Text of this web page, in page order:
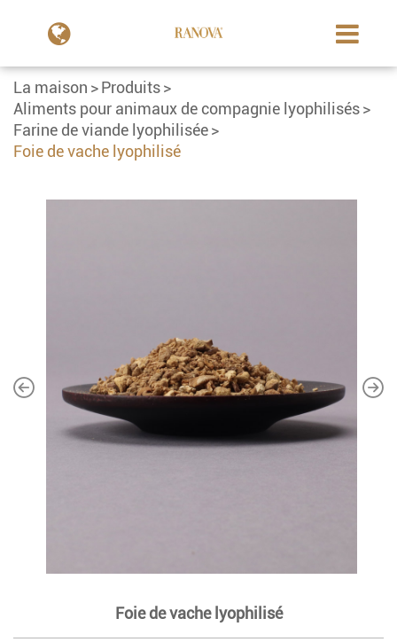
La maison
Produits
Aliments pour animaux de compagnie lyophilisés
Farine de viande lyophilisée
Foie de vache lyophilisé
Foie de vache lyophilisé